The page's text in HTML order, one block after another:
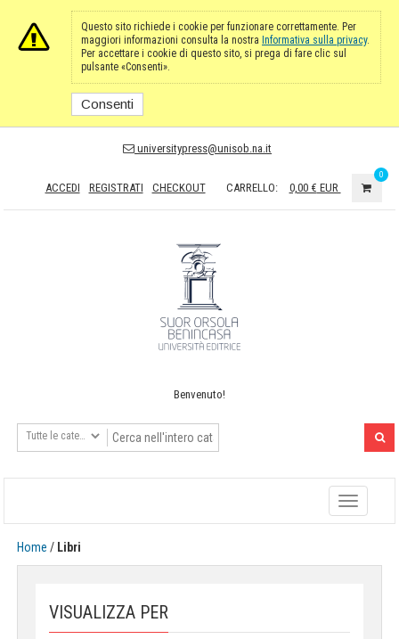
Questo sito richiede i cookie per funzionare correttamente. Per
maggiori informazioni consulta la nostra Informativa sulla privacy.
Per accettare i cookie di questo sito, si prega di fare clic sul
pulsante «Consenti».
Consenti
universitypress@unisob.na.it
ACCEDI REGISTRATI CHECKOUT CARRELLO: 0,00 € EUR
0
Benvenuto!
Toggle
navigation
Home / Libri
VISUALIZZA PER